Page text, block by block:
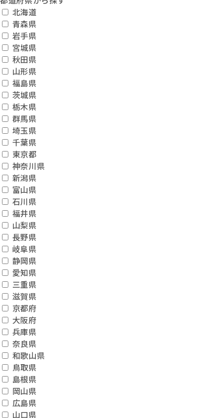
北海道
青森県
岩手県
宮城県
秋田県
山形県
福島県
茨城県
栃木県
群馬県
埼玉県
千葉県
東京都
神奈川県
新潟県
富山県
石川県
福井県
山梨県
長野県
岐阜県
静岡県
愛知県
三重県
滋賀県
京都府
大阪府
兵庫県
奈良県
和歌山県
鳥取県
島根県
岡山県
広島県
山口県